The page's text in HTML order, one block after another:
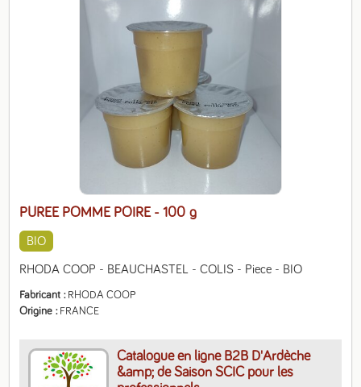
PUREE POMME POIRE - 100 g
BIO
RHODA COOP - BEAUCHASTEL - COLIS - Piece - BIO
Fabricant
RHODA COOP
Origine
FRANCE
Catalogue en ligne B2B D'Ardèche
&amp; de Saison SCIC pour les